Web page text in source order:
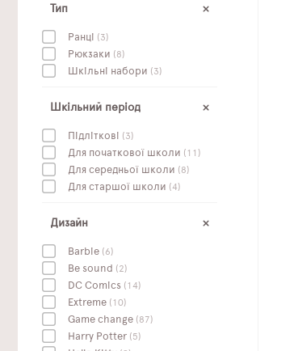
Тип
Ранці (3)
Рюкзаки (8)
Шкільні набори (3)
Шкільний період
Підліткові (3)
Для початкової школи (11)
Для середньої школи (8)
Для старшої школи (4)
Дизайн
Barbie (6)
Be sound (2)
DC Сomics (14)
Extreme (10)
Game change (87)
Harry Potter (5)